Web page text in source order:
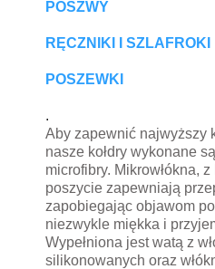
POSZWY
RĘCZNIKI I SZLAFROKI
POSZEWKI
.
Aby zapewnić najwyższy
nasze kołdry wykonane
microfibry. Mikrowłókna,
poszycie zapewniają
zapobiegając objawom
niezwykle miękka i
Wypełniona jest watą z
silikonowanych oraz